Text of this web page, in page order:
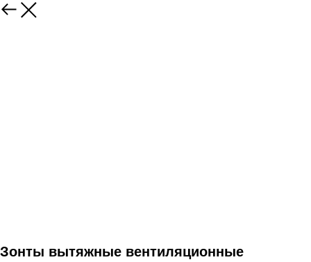
Зонты вытяжные вентиляционные